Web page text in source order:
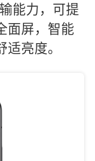
能力，可提
面屏，智能
亮度。